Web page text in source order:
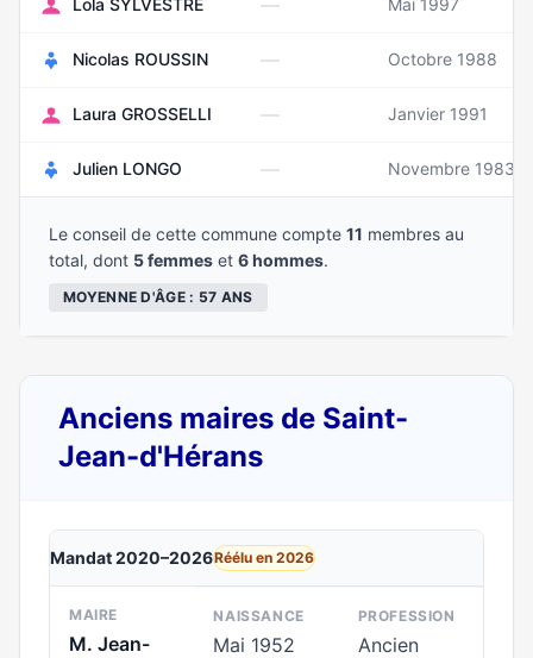
Lola SYLVESTRE — Mai 1997
Nicolas ROUSSIN — Octobre 1988
Laura GROSSELLI — Janvier 1991
Julien LONGO — Novembre 1983
Le conseil de cette commune compte 11 membres au
total, dont 5 femmes et 6 hommes.
MOYENNE D'ÂGE : 57 ANS
Anciens maires de Saint-
Jean-d'Hérans
Mandat 2020–2026Réélu en 2026
MAIRE
M. Jean-
NAISSANCE
Mai 1952
PROFESSION
Ancien